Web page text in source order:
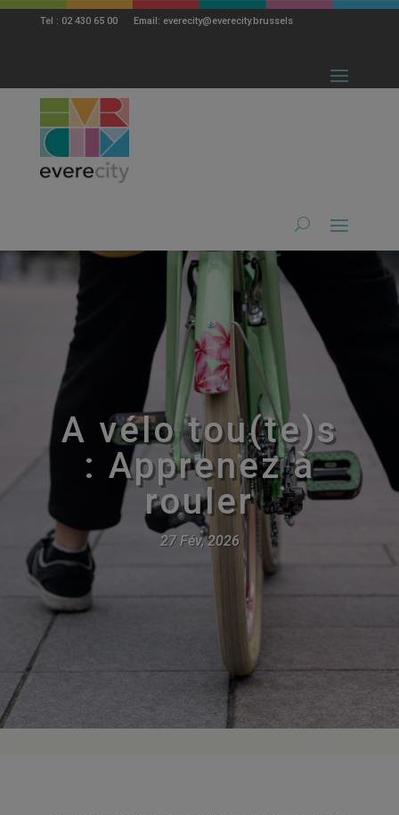
Tel : 02 430 65 00 Email: everecity@everecity.brussels
A vélo tou(te)s
: Apprenez à
rouler
27 Fév, 2026
modal-check